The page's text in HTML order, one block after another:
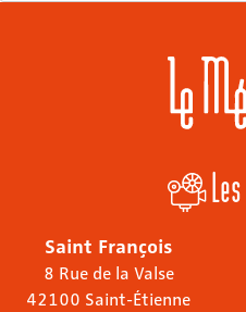
Saint François
8 Rue de la Valse
42100 Saint-Étienne